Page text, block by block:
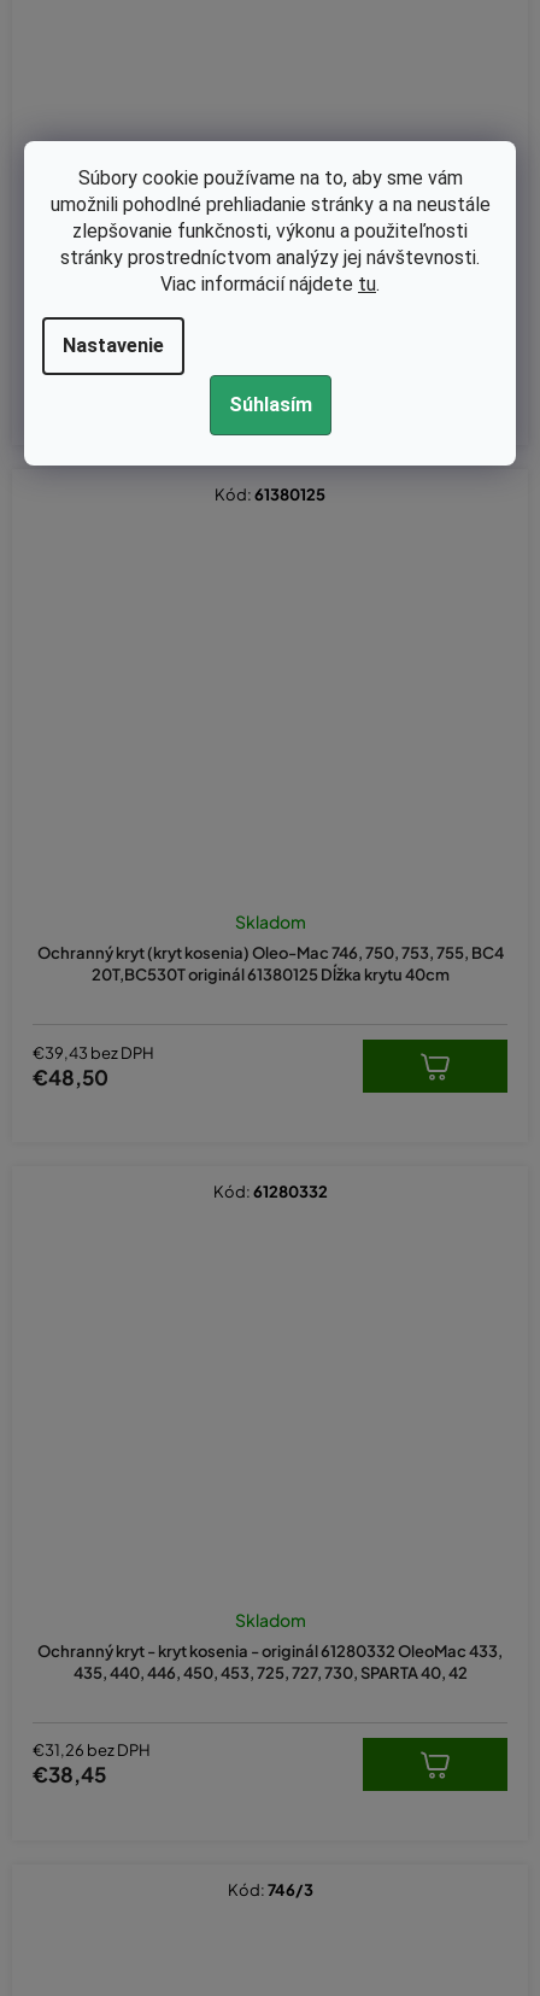
Súbory cookie používame na to, aby sme vám
umožnili pohodlné prehliadanie stránky a na neustále
zlepšovanie funkčnosti, výkonu a použiteľnosti
stránky prostredníctvom analýzy jej návštevnosti.
Viac informácií nájdete tu.
Nastavenie
Súhlasím
Prídavný kryt kosenia Oleo-Mac 740T, 746,753, 755 originál 6138
0126 dĺžka 40cm
Skladom
€13,25 bez DPH
€16,30
Ochranný kryt (kryt kosenia) Oleo-Mac 746, 750, 753, 755, BC4
20T,BC530T originál 61380125 Dĺžka krytu 40cm
Skladom
€39,43 bez DPH
€48,50
Kód:61380125
Ochranný kryt - kryt kosenia - originál 61280332 OleoMac 433,
435, 440, 446, 450, 453, 725, 727, 730, SPARTA 40, 42
Skladom
€31,26 bez DPH
€38,45
Kód:61280332
Kód:746/3